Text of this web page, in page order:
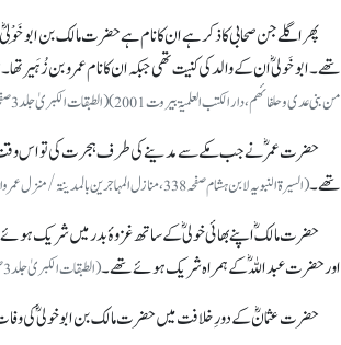
پھر اگلے جن صحابی کا ذکر ہے ان کا نام ہے حضرت مالک بن ابو
تھے۔ ابوخَولیؓ ان کے والد کی کنیت تھی جبکہ ان کا نام عمرو بن زُہَیر
من بنی عدی و حلفائھم، دار الکتب العلمیۃ بیروت 2001) (الطبقات الکبریٰ جلد 3 صفحہ 209 خولی بن ابی خولی لداراحیاءالتراث العربی 1996ء)
حضرت عمرؓ نے جب مکے سے مدینے کی طرف ہجرت کی تو اس وقت
تھے۔(السیرۃ النبویہ لابن ہشام صفحہ338، منازل المہاجرین بالمدینۃ/ منزل عمر واخیہ…… دار الکتب العلمیۃ بیروت 2001)
حضرت مالکؓ اپنے بھائی خولیؓ کے ساتھ غزوۂ بدر میں شریک
اور حضرت عبداللہؓ کے ہمراہ شریک ہوئے تھے۔(الطبقات الکبریٰ جلد 3 صفحہ 209 خولی بن ابی خولی لداراحیاءالتراث العربی 1996ء)
حضرت عثمانؓ کے دورِ خلافت میں حضرت مالک بن ابو خولیؓ کی